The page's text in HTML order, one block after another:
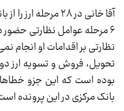
آقا خانی در ۲۸
۶ مرحله عوامل نظارتی
نظارتی بر اقدامات او انجام
تحویل، فروش و تسویه ارز
بوده است که این جزو
بانک مرکزی در این پرونده